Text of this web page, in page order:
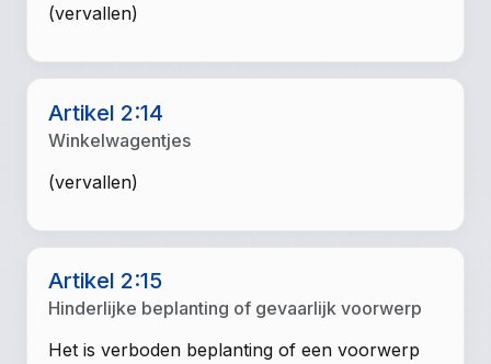
(vervallen)
Artikel 2:14
Winkelwagentjes
(vervallen)
Artikel 2:15
Hinderlijke beplanting of gevaarlijk voorwerp
Het is verboden beplanting of een voorwerp